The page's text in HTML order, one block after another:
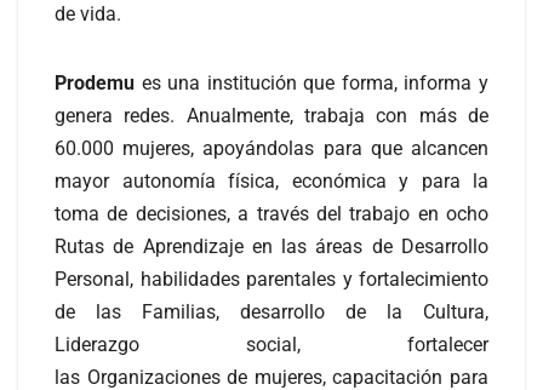
de vida.
Prodemu es una institución que forma, informa y
genera redes. Anualmente, trabaja con más de
60.000 mujeres, apoyándolas para que alcancen
mayor autonomía física, económica y para la
toma de decisiones, a través del trabajo en ocho
Rutas de Aprendizaje en las áreas de Desarrollo
Personal, habilidades parentales y fortalecimiento
de las Familias, desarrollo de la Cultura,
Liderazgo social, fortalecer
las Organizaciones de mujeres, capacitación para